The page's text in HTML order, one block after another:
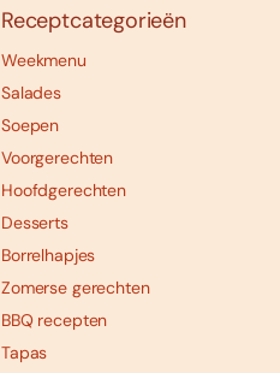
Receptcategorieën
Weekmenu
Salades
Soepen
Voorgerechten
Hoofdgerechten
Desserts
Borrelhapjes
Zomerse gerechten
BBQ recepten
Tapas